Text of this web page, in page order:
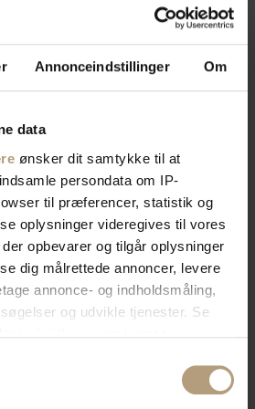
Annonceindstillinger Om
data
ønsker dit samtykke til at
persondata om IP-
til præferencer, statistik og
oplysninger videregives til vores
opbevarer og tilgår oplysninger
dig målrettede annoncer, levere
annonce- og indholdsmåling,
og udvikle tjenester. Se
fra vores
eller ved at trykke på "Privacy